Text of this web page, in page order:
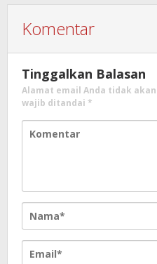
Komentar
Tinggalkan Balasan
Alamat email Anda tidak
wajib ditandai *